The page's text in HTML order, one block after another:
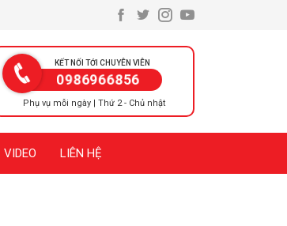
KẾT NỐI TỚI CHUYÊN VIÊN
0986966856
Phụ vụ mỗi ngày | Thứ 2 - Chủ nhật
VIDEO LIÊN HỆ